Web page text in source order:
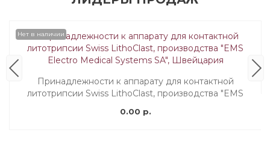
Нет в наличии
Принадлежности к аппарату для контактной
литотрипсии Swiss LithoClast, производства "EMS
0.00 р.